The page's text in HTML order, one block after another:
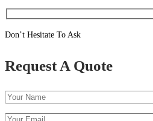
Don’t Hesitate To Ask
Request A Quote